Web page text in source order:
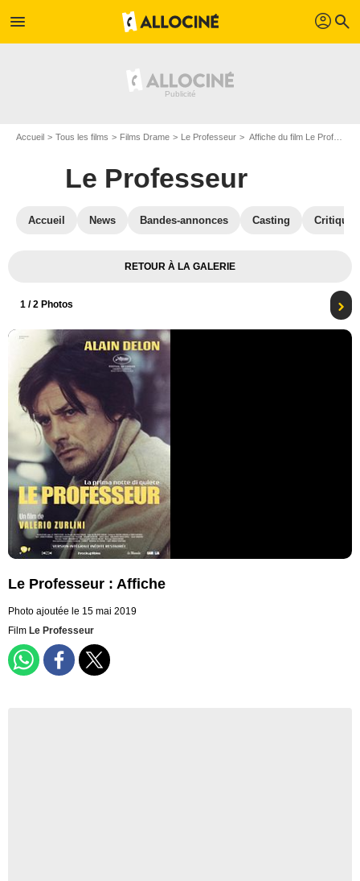
menu profil search
Accueil Tous les films Films Drame Le Professeur Affiche du film Le Professeur - Photo 1
Le Professeur
Accueil News Bandes-annonces Casting
RETOUR À LA GALERIE
1 / 2 Photos
Le Professeur : Affiche
Photo ajoutée le 15 mai 2019
Film Le Professeur